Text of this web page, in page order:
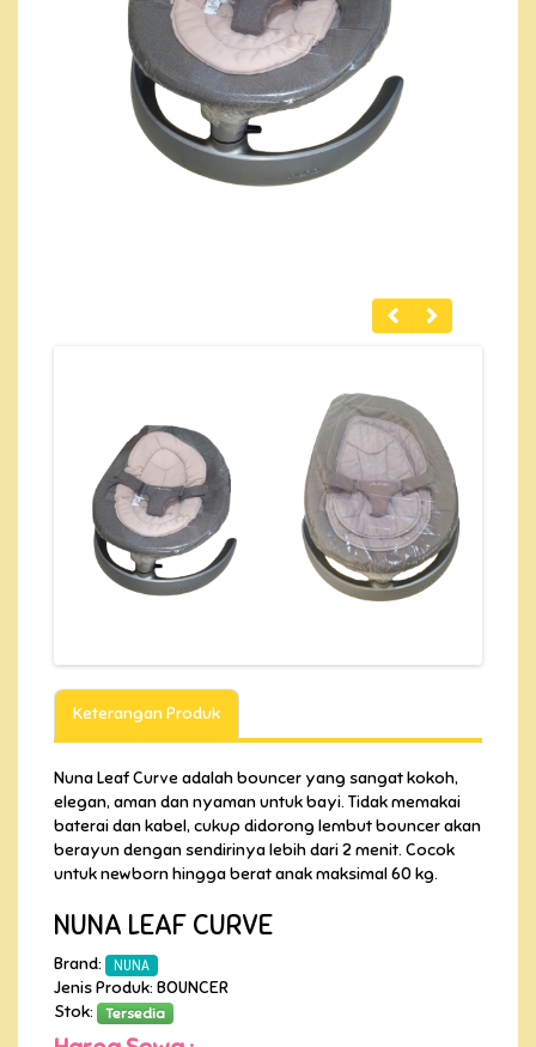
Keterangan Produk
Nuna Leaf Curve adalah bouncer yang sangat kokoh,
elegan, aman dan nyaman untuk bayi. Tidak memakai
baterai dan kabel, cukup didorong lembut bouncer akan
berayun dengan sendirinya lebih dari 2 menit. Cocok
untuk newborn hingga berat anak maksimal 60 kg.
NUNA LEAF CURVE
Brand: NUNA
Jenis Produk: BOUNCER
Stok:
Tersedia